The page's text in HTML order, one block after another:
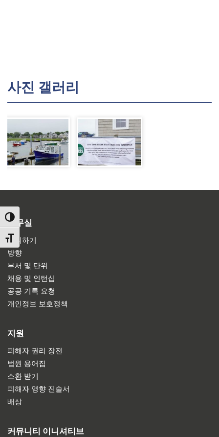
TOGGLE HIGH CONTRAST
TOGGLE FONT SIZE
사진 갤러리
사무실
문의하기
방향
부서 및 단위
채용 및 인턴십
공공 기록 요청
개인정보 보호정책
지원
피해자 권리 장전
법원 용어집
소환 받기
피해자 영향 진술서
배상
커뮤니티 이니셔티브